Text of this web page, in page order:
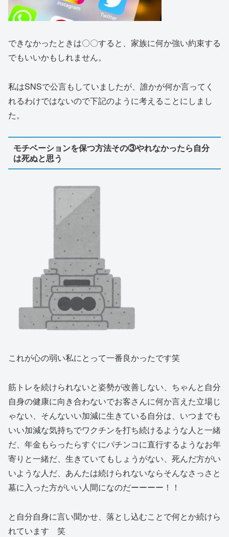
できなかったときは〇〇すると、家族に何か強い約束する
でもいいかもしれません。
私はSNSで公言もしていましたが、誰かが何か言ってく
れるわけではないので下記のように考えることにしまし
た。
モチベーションを保つ方法その③やれなかったら自分
は死ぬと思う
これが心の弱い私にとって一番良かったです笑
筋トレを続けられないと姿勢が改善しない、ちゃんと自分
自身の健康に向き合わないでお客さんに何か言えた立場じ
ゃない、そんないい加減に生きている自分は、いつまでも
いい加減な気持ちでワクチンを打ち続けるような人と一緒
だ、年金もらったらすぐにパチンコに直行するようなお年
寄りと一緒だ、生きていてもしょうがない、死んだ方がい
いような人だ、あんたは続けられないならそんなさっさと
墓に入った方がいい人間になのだーーーー！！
と自分自身に言い聞かせ、落とし込むことで何とか続けら
れています 笑